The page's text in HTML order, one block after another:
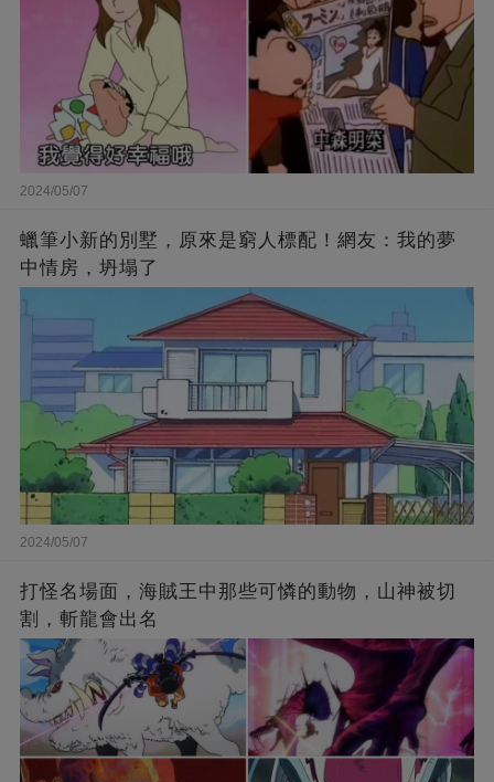
2024/05/07
蠟筆小新的別墅，原來是窮人標配！網友：我的夢
中情房，坍塌了
2024/05/07
打怪名場面，海賊王中那些可憐的動物，山神被切
割，斬龍會出名